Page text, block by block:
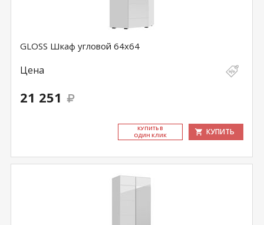
GLOSS Шкаф угловой 64х64
Цена
21 251
КУ­ПИТЬ В
ОДИН КЛИК
КУПИТЬ